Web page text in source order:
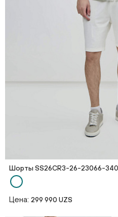
Шорты SS26CR3-26-23066-
Цена: 299 990 UZS